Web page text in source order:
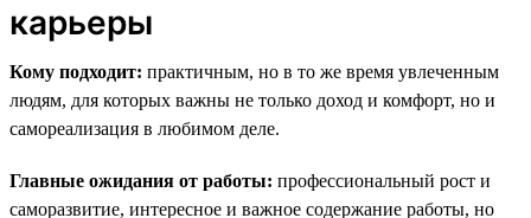
карьеры
Кому подходит: практичным, но в то же время увлеченным
людям, для которых важны не только доход и комфорт, но и
самореализация в любимом деле.
Главные ожидания от работы: профессиональный рост и
саморазвитие, интересное и важное содержание работы, но